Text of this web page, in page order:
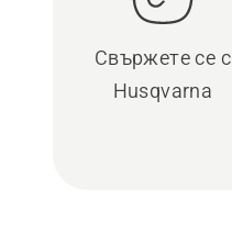
Свържете се с
Husqvarna